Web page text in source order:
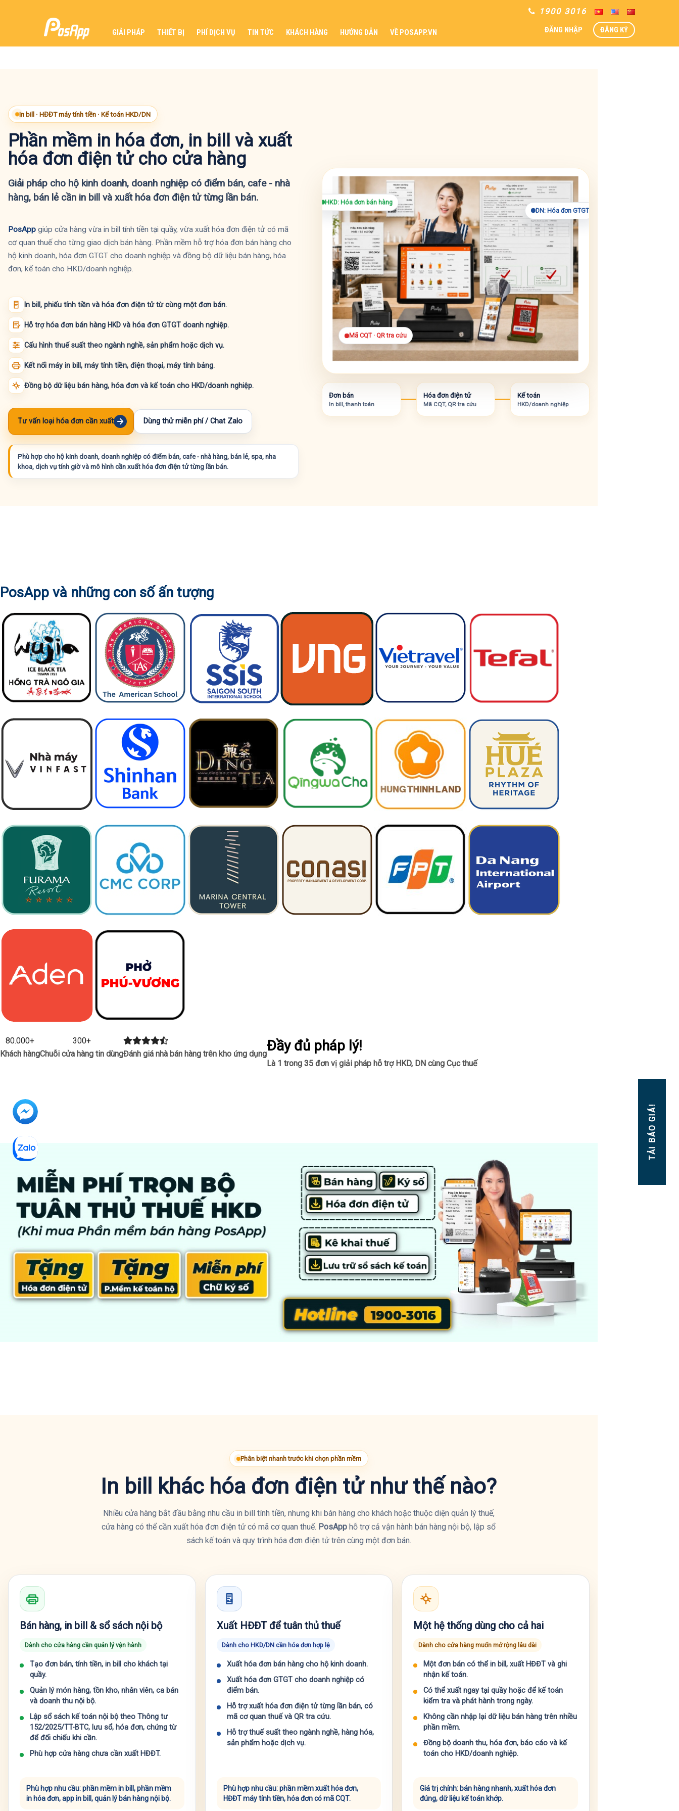
1900 3016
GIẢI PHÁP THIẾT BỊ PHÍ DỊCH VỤ TIN TỨC KHÁCH HÀNG HƯỚNG DẪN VỀ POSAPP.VN ĐĂNG NHẬP ĐĂNG KÝ
In bill · HĐĐT máy tính tiền · Kế toán HKD/DN
Phần mềm in hóa đơn, in bill và xuất
hóa đơn điện tử cho cửa hàng
Giải pháp cho hộ kinh doanh, doanh nghiệp có điểm bán, cafe - nhà
hàng, bán lẻ cần in bill và xuất hóa đơn điện tử từng lần bán.
PosApp giúp cửa hàng vừa in bill tính tiền tại quầy, vừa xuất hóa đơn điện tử có mã
cơ quan thuế cho từng giao dịch bán hàng. Phần mềm hỗ trợ hóa đơn bán hàng cho
hộ kinh doanh, hóa đơn GTGT cho doanh nghiệp và đồng bộ dữ liệu bán hàng, hóa
đơn, kế toán cho HKD/doanh nghiệp.
In bill, phiếu tính tiền và hóa đơn điện tử từ cùng một đơn bán.
Hỗ trợ hóa đơn bán hàng HKD và hóa đơn GTGT doanh nghiệp.
Cấu hình thuế suất theo ngành nghề, sản phẩm hoặc dịch vụ.
Kết nối máy in bill, máy tính tiền, điện thoại, máy tính bảng.
Đồng bộ dữ liệu bán hàng, hóa đơn và kế toán cho HKD/doanh nghiệp.
Tư vấn loại hóa đơn cần xuất Dùng thử miễn phí / Chat Zalo
Phù hợp cho hộ kinh doanh, doanh nghiệp có điểm bán, cafe - nhà hàng, bán lẻ, spa, nha
khoa, dịch vụ tính giờ và mô hình cần xuất hóa đơn điện tử từng lần bán.
HKD: Hóa đơn bán hàng
DN: Hóa đơn GTGT
Mã CQT · QR tra cứu
Đơn bán
In bill, thanh toán
Hóa đơn điện tử
Mã CQT, QR tra cứu
Kế toán
HKD/doanh nghiệp
PosApp và những con số ấn tượng
80.000+
Khách hàng
300+
Chuỗi cửa hàng tin dùngĐánh giá nhà bán hàng trên kho ứng dụngĐầy đủ pháp lý!
Là 1 trong 35 đơn vị giải pháp hỗ trợ HKD, DN cùng Cục thuế
Phân biệt nhanh trước khi chọn phần mềm
In bill khác hóa đơn điện tử như thế nào?
Nhiều cửa hàng bắt đầu bằng nhu cầu in bill tính tiền, nhưng khi bán hàng cho khách hoặc thuộc diện quản lý thuế,
cửa hàng có thể cần xuất hóa đơn điện tử có mã cơ quan thuế. PosApp hỗ trợ cả vận hành bán hàng nội bộ, lập sổ
sách kế toán và quy trình hóa đơn điện tử trên cùng một đơn bán.
Bán hàng, in bill & sổ sách nội bộ
Dành cho cửa hàng cần quản lý vận hành
Tạo đơn bán, tính tiền, in bill cho khách tại
quầy.
Quản lý món hàng, tồn kho, nhân viên, ca bán
và doanh thu nội bộ.
Lập sổ sách kế toán nội bộ theo Thông tư
152/2025/TT-BTC, lưu sổ, hóa đơn, chứng từ
để đối chiếu khi cần.
Phù hợp cửa hàng chưa cần xuất HĐĐT.
Phù hợp nhu cầu: phần mềm in bill, phần mềm
in hóa đơn, app in bill, quản lý bán hàng nội bộ.
Xuất HĐĐT để tuân thủ thuế
Dành cho HKD/DN cần hóa đơn hợp lệ
Xuất hóa đơn bán hàng cho hộ kinh doanh.
Xuất hóa đơn GTGT cho doanh nghiệp có
điểm bán.
Hỗ trợ xuất hóa đơn điện tử từng lần bán, có
mã cơ quan thuế và QR tra cứu.
Hỗ trợ thuế suất theo ngành nghề, hàng hóa,
sản phẩm hoặc dịch vụ.
Phù hợp nhu cầu: phần mềm xuất hóa đơn,
HĐĐT máy tính tiền, hóa đơn có mã CQT.
Một hệ thống dùng cho cả hai
Dành cho cửa hàng muốn mở rộng lâu dài
Một đơn bán có thể in bill, xuất HĐĐT và ghi
nhận kế toán.
Có thể xuất ngay tại quầy hoặc để kế toán
kiểm tra và phát hành trong ngày.
Không cần nhập lại dữ liệu bán hàng trên nhiều
phần mềm.
Đồng bộ doanh thu, hóa đơn, báo cáo và kế
toán cho HKD/doanh nghiệp.
Giá trị chính: bán hàng nhanh, xuất hóa đơn
đúng, dữ liệu kế toán khớp.
TẢI BÁO GIÁ!